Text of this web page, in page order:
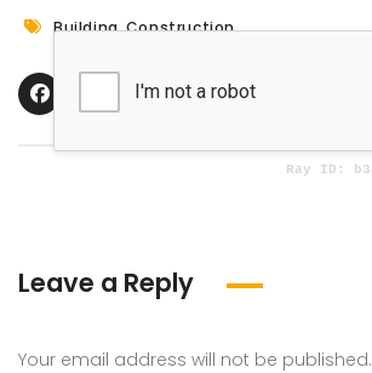
Building,Construction
Leave a Reply
Your email address will not be published.